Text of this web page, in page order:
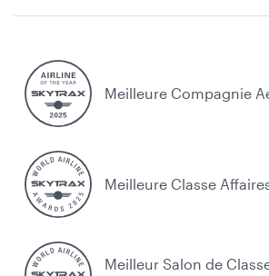
Meilleure Compagnie
Meilleure Classe
Meilleur Salon de